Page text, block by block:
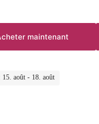
maintenant
15. août - 18. août